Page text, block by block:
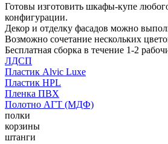
Готовы изготовить шкафы-купе
конфигурации.
Декор и отделку фасадов можно
Возможно сочетание нескольких
Бесплатная сборка в течение 1-2
ЛДСП
Пластик Alvic Luxe
Пластик HPL
Пленка ПВХ
Полотно АГТ (МДФ)
полки
корзины
штанги